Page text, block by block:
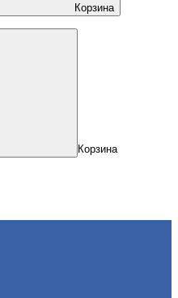
Корзина
Корзина